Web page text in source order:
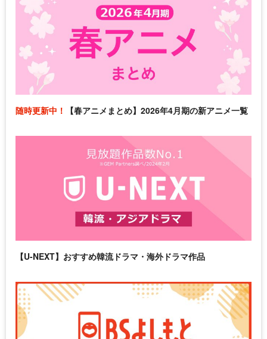
随時更新中！ 【春アニメまとめ】2026年4月期の新アニメ一覧
【U-NEXT】おすすめ韓流ドラマ・海外ドラマ作品